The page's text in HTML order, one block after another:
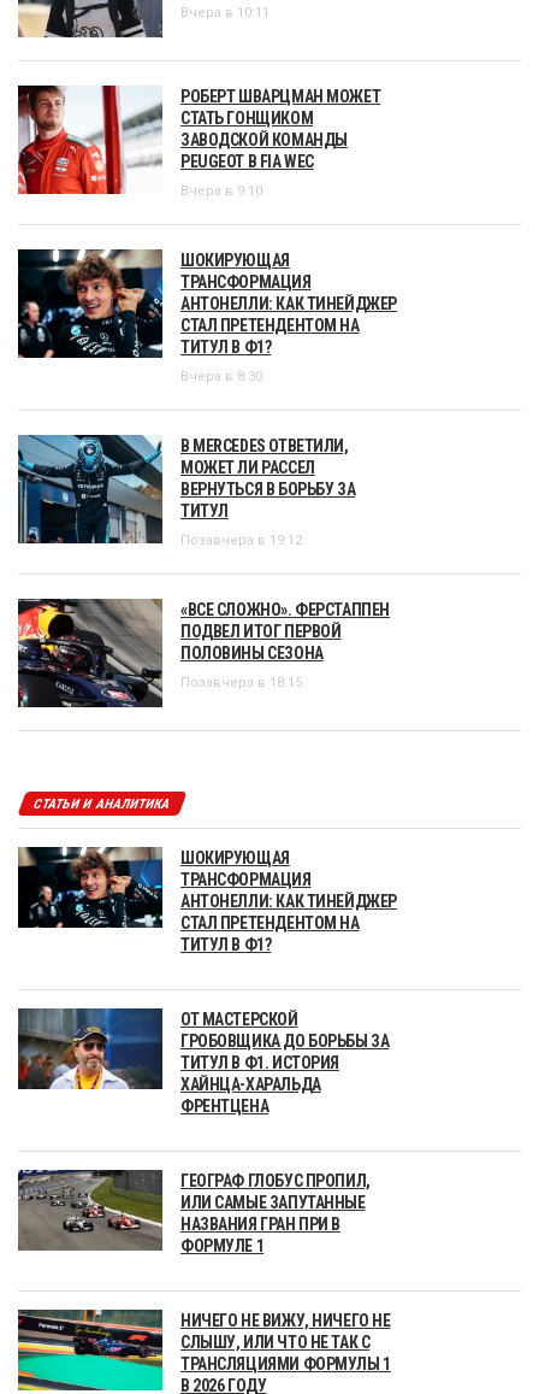
Вчера в 10:11
РОБЕРТ ШВАРЦМАН МОЖЕТ
СТАТЬ ГОНЩИКОМ
ЗАВОДСКОЙ КОМАНДЫ
PEUGEOT В FIA WEC
Вчера в 9:10
ШОКИРУЮЩАЯ
ТРАНСФОРМАЦИЯ
АНТОНЕЛЛИ: КАК ТИНЕЙДЖЕР
СТАЛ ПРЕТЕНДЕНТОМ НА
ТИТУЛ В Ф1?
Вчера в 8:30
В MERCEDES ОТВЕТИЛИ,
МОЖЕТ ЛИ РАССЕЛ
ВЕРНУТЬСЯ В БОРЬБУ ЗА
ТИТУЛ
Позавчера в 19:12
«ВСЕ СЛОЖНО». ФЕРСТАППЕН
ПОДВЕЛ ИТОГ ПЕРВОЙ
ПОЛОВИНЫ СЕЗОНА
Позавчера в 18:15
СТАТЬИ И АНАЛИТИКА
ШОКИРУЮЩАЯ
ТРАНСФОРМАЦИЯ
АНТОНЕЛЛИ: КАК ТИНЕЙДЖЕР
СТАЛ ПРЕТЕНДЕНТОМ НА
ТИТУЛ В Ф1?
ОТ МАСТЕРСКОЙ
ГРОБОВЩИКА ДО БОРЬБЫ ЗА
ТИТУЛ В Ф1. ИСТОРИЯ
ХАЙНЦА-ХАРАЛЬДА
ФРЕНТЦЕНА
ГЕОГРАФ ГЛОБУС ПРОПИЛ,
ИЛИ САМЫЕ ЗАПУТАННЫЕ
НАЗВАНИЯ ГРАН ПРИ В
ФОРМУЛЕ 1
НИЧЕГО НЕ ВИЖУ, НИЧЕГО НЕ
СЛЫШУ, ИЛИ ЧТО НЕ ТАК С
ТРАНСЛЯЦИЯМИ ФОРМУЛЫ 1
В 2026 ГОДУ